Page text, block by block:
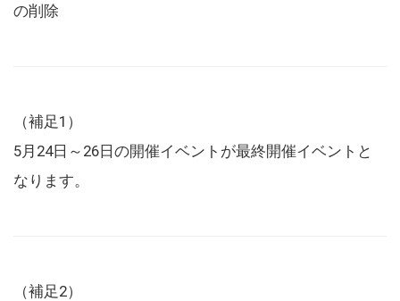
の削除
（補足1）
5月24日～26日の開催イベントが最終開催イベントと
なります。
（補足2）